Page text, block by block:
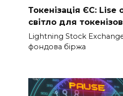
Токенізація ЄС: Lise
світло для
Lightning Stock
фондова біржа